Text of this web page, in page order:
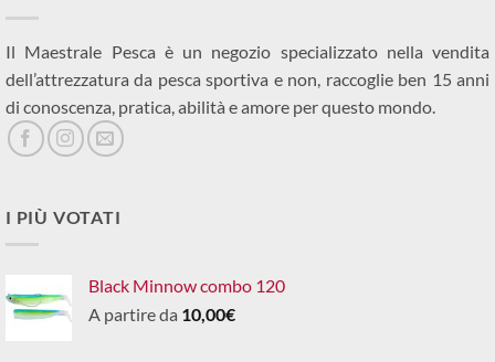
Il Maestrale Pesca è un negozio specializzato nella vendita
dell’attrezzatura da pesca sportiva e non, raccoglie ben 15 anni
di conoscenza, pratica, abilità e amore per questo mondo.
I PIÙ VOTATI
Black Minnow combo 120
A partire da 10,00€